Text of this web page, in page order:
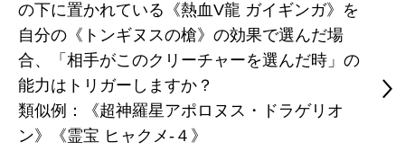
の下に置かれている《熱血V龍 ガイギンガ》を
自分の《トンギヌスの槍》の効果で選んだ場
合、「相手がこのクリーチャーを選んだ時」の
能力はトリガーしますか？
類似例：《超神羅星アポロヌス・ドラゲリオ
ン》《霊宝 ヒャクメ-４》